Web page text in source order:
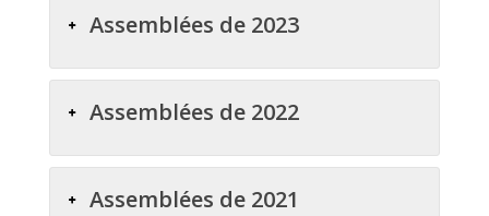
Assemblées de 2023
Assemblées de 2022
Assemblées de 2021